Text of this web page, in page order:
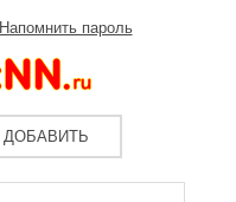
Напомнить пароль
ДОБАВИТЬ